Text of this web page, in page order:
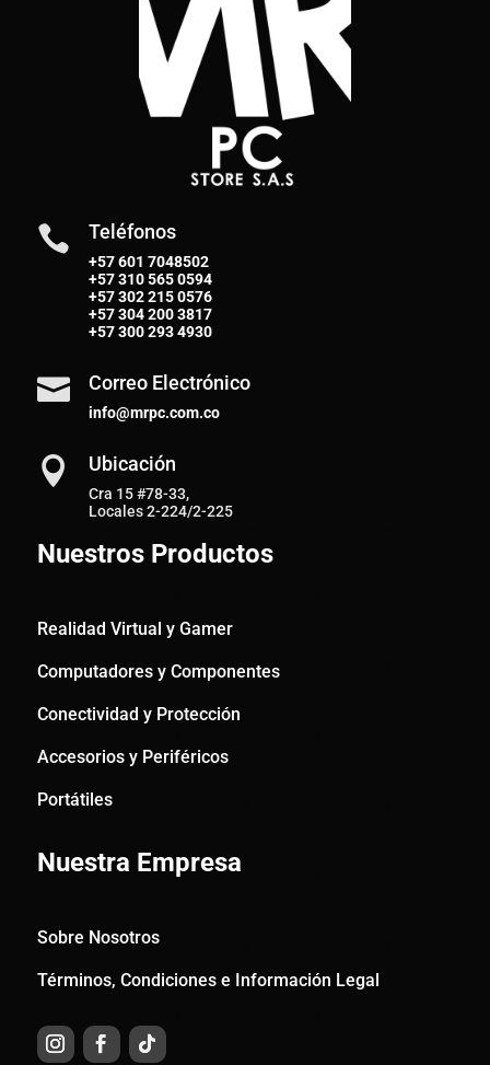
 Teléfonos
+57 601 7048502
+57310 565 0594
+57302 215 0576
+57304 200 3817
+57300 293 4930
 Correo Electrónico
info@mrpc.com.co
 Ubicación
Cra 15 #78-33,
Locales 2-224/2-225
Nuestros Productos
Realidad Virtual y Gamer
Computadores y Componentes
Conectividad y Protección
Accesorios y Periféricos
Portátiles
Nuestra Empresa
Sobre Nosotros
Términos, Condiciones e Información Legal